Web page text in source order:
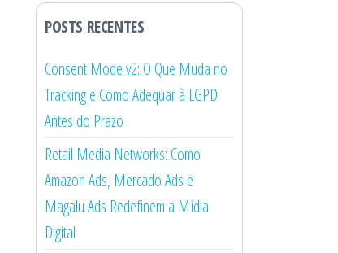
POSTS RECENTES
Consent Mode v2: O Que Muda no
Tracking e Como Adequar à LGPD
Antes do Prazo
Retail Media Networks: Como
Amazon Ads, Mercado Ads e
Magalu Ads Redefinem a Mídia
Digital